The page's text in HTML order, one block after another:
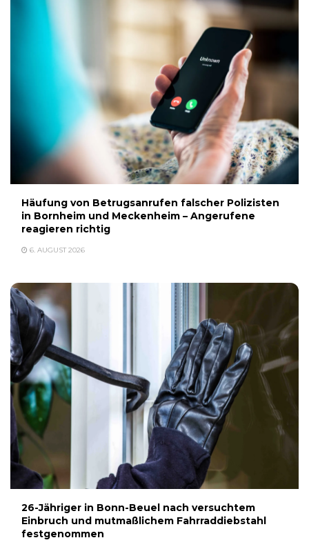
Häufung von Betrugsanrufen falscher Polizisten
in Bornheim und Meckenheim – Angerufene
reagieren richtig
6. AUGUST 2026
26-Jähriger in Bonn-Beuel nach versuchtem
Einbruch und mutmaßlichem Fahrraddiebstahl
festgenommen